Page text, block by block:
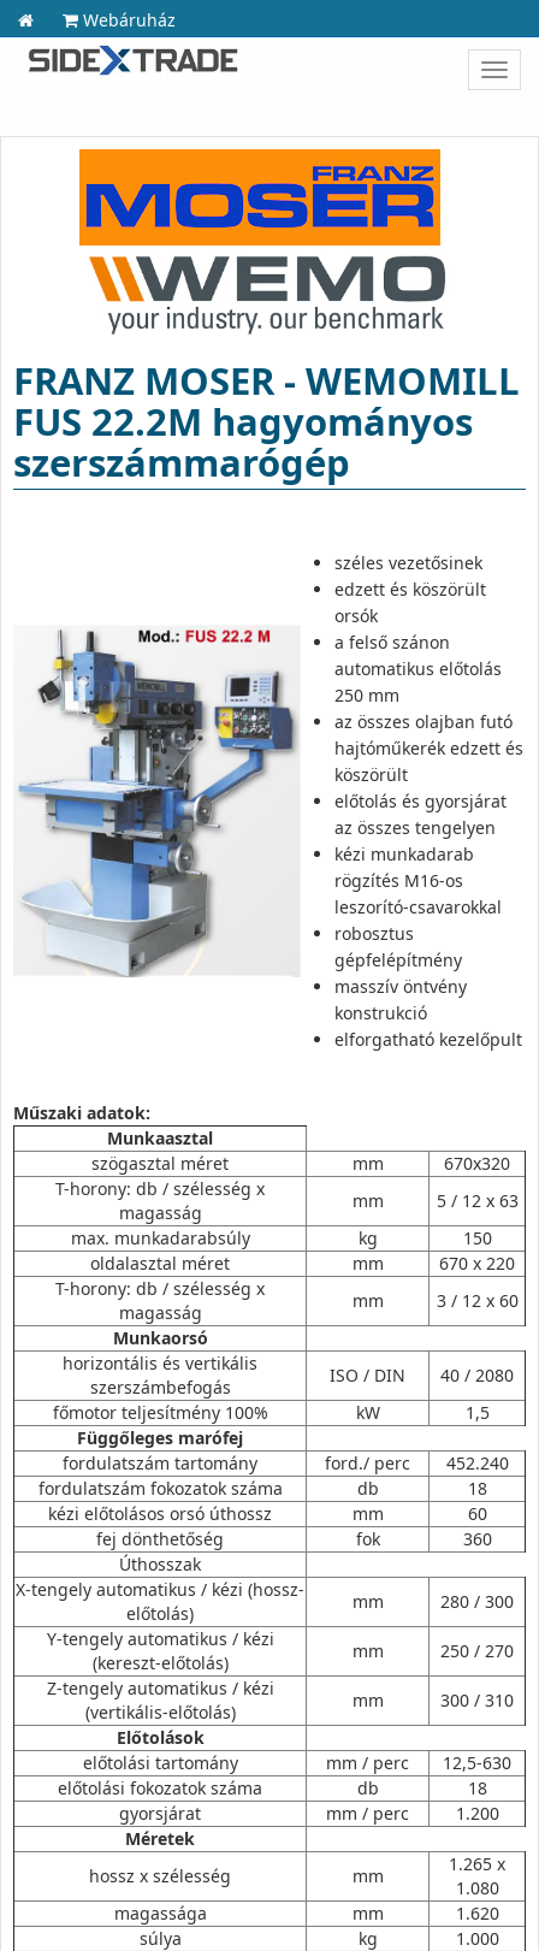
Webáruház
FRANZ MOSER - WEMOMILL
FUS 22.2M hagyományos
szerszámmarógép
széles vezetősinek
edzett és köszörült
orsók
a felső szánon
automatikus előtolás
250 mm
az összes olajban futó
hajtóműkerék edzett és
köszörült
előtolás és gyorsjárat
az összes tengelyen
kézi munkadarab
rögzítés M16-os
leszorító-csavarokkal
robosztus
gépfelépítmény
masszív öntvény
konstrukció
elforgatható kezelőpult
Műszaki adatok:
Munkaasztal
szögasztal méret
mm
670x320
T-horony: db / szélesség x
magasság
mm
5 / 12 x 63
max. munkadarabsúly
kg
150
oldalasztal méret
mm
670 x 220
T-horony: db / szélesség x
magasság
mm
3 / 12 x 60
Munkaorsó
horizontális és vertikális
szerszámbefogás
ISO / DIN
40 / 2080
főmotor teljesítmény 100%
kW
1,5
Függőleges marófej
fordulatszám tartomány
ford./ perc
452.240
fordulatszám fokozatok száma
db
18
kézi előtolásos orsó úthossz
mm
60
fej dönthetőség
fok
360
Úthosszak
X-tengely automatikus / kézi (hossz-
előtolás)
mm
280 / 300
Y-tengely automatikus / kézi
(kereszt-előtolás)
mm
250 / 270
Z-tengely automatikus / kézi
(vertikális-előtolás)
mm
300 / 310
Előtolások
előtolási tartomány
mm / perc
12,5-630
előtolási fokozatok száma
db
18
gyorsjárat
mm / perc
1.200
Méretek
hossz x szélesség
mm
1.265 x
1.080
magassága
mm
1.620
súlya
kg 1.000